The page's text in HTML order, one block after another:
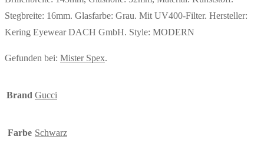
Stegbreite: 16mm. Glasfarbe: Grau. Mit UV400-Filter. Hersteller:
Kering Eyewear DACH GmbH. Style: MODERN
Gefunden bei: Mister Spex.
Brand Gucci
Farbe Schwarz